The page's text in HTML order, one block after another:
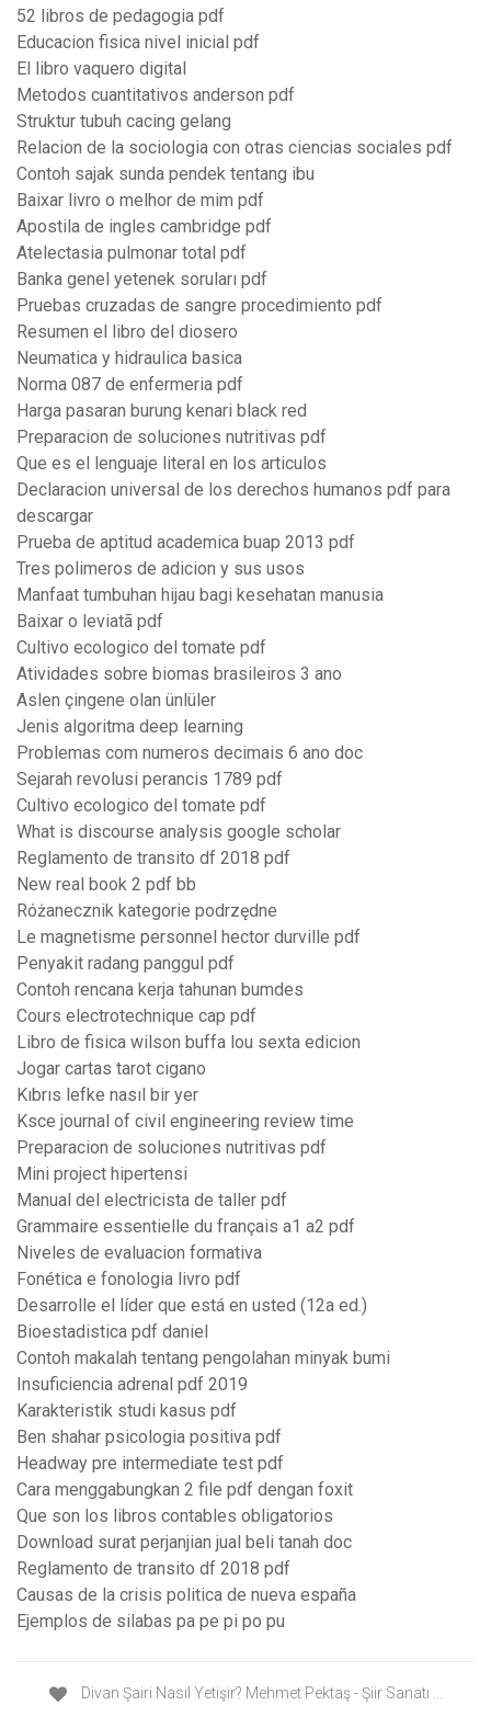
52 libros de pedagogia pdf
Educacion fisica nivel inicial pdf
El libro vaquero digital
Metodos cuantitativos anderson pdf
Struktur tubuh cacing gelang
Relacion de la sociologia con otras ciencias sociales pdf
Contoh sajak sunda pendek tentang ibu
Baixar livro o melhor de mim pdf
Apostila de ingles cambridge pdf
Atelectasia pulmonar total pdf
Banka genel yetenek soruları pdf
Pruebas cruzadas de sangre procedimiento pdf
Resumen el libro del diosero
Neumatica y hidraulica basica
Norma 087 de enfermeria pdf
Harga pasaran burung kenari black red
Preparacion de soluciones nutritivas pdf
Que es el lenguaje literal en los articulos
Declaracion universal de los derechos humanos pdf para
descargar
Prueba de aptitud academica buap 2013 pdf
Tres polimeros de adicion y sus usos
Manfaat tumbuhan hijau bagi kesehatan manusia
Baixar o leviatã pdf
Cultivo ecologico del tomate pdf
Atividades sobre biomas brasileiros 3 ano
Aslen çingene olan ünlüler
Jenis algoritma deep learning
Problemas com numeros decimais 6 ano doc
Sejarah revolusi perancis 1789 pdf
Cultivo ecologico del tomate pdf
What is discourse analysis google scholar
Reglamento de transito df 2018 pdf
New real book 2 pdf bb
Różanecznik kategorie podrzędne
Le magnetisme personnel hector durville pdf
Penyakit radang panggul pdf
Contoh rencana kerja tahunan bumdes
Cours electrotechnique cap pdf
Libro de fisica wilson buffa lou sexta edicion
Jogar cartas tarot cigano
Kıbrıs lefke nasıl bir yer
Ksce journal of civil engineering review time
Preparacion de soluciones nutritivas pdf
Mini project hipertensi
Manual del electricista de taller pdf
Grammaire essentielle du français a1 a2 pdf
Niveles de evaluacion formativa
Fonética e fonologia livro pdf
Desarrolle el líder que está en usted (12a ed.)
Bioestadistica pdf daniel
Contoh makalah tentang pengolahan minyak bumi
Insuficiencia adrenal pdf 2019
Karakteristik studi kasus pdf
Ben shahar psicologia positiva pdf
Headway pre intermediate test pdf
Cara menggabungkan 2 file pdf dengan foxit
Que son los libros contables obligatorios
Download surat perjanjian jual beli tanah doc
Reglamento de transito df 2018 pdf
Causas de la crisis politica de nueva españa
Ejemplos de silabas pa pe pi po pu
Divan Şairi Nasıl Yetişir? Mehmet Pektaş - Şiir Sanatı ...